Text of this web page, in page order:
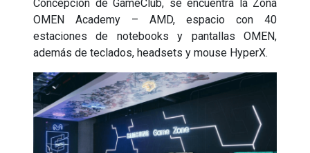
Concepción de GameClub, se encuentra la Zona
OMEN Academy – AMD, espacio con 40
estaciones de notebooks y pantallas OMEN,
además de teclados, headsets y mouse HyperX.